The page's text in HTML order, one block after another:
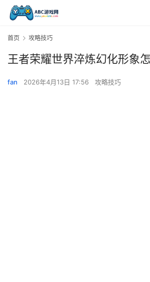
首页 攻略技巧
王者荣耀世界淬炼幻化形象怎
fan 2026年4月13日 17:56 攻略技巧